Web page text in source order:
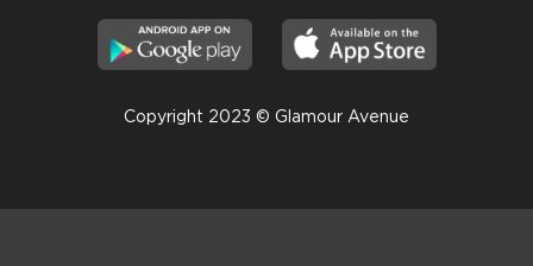
Copyright 2023 © Glamour Avenue